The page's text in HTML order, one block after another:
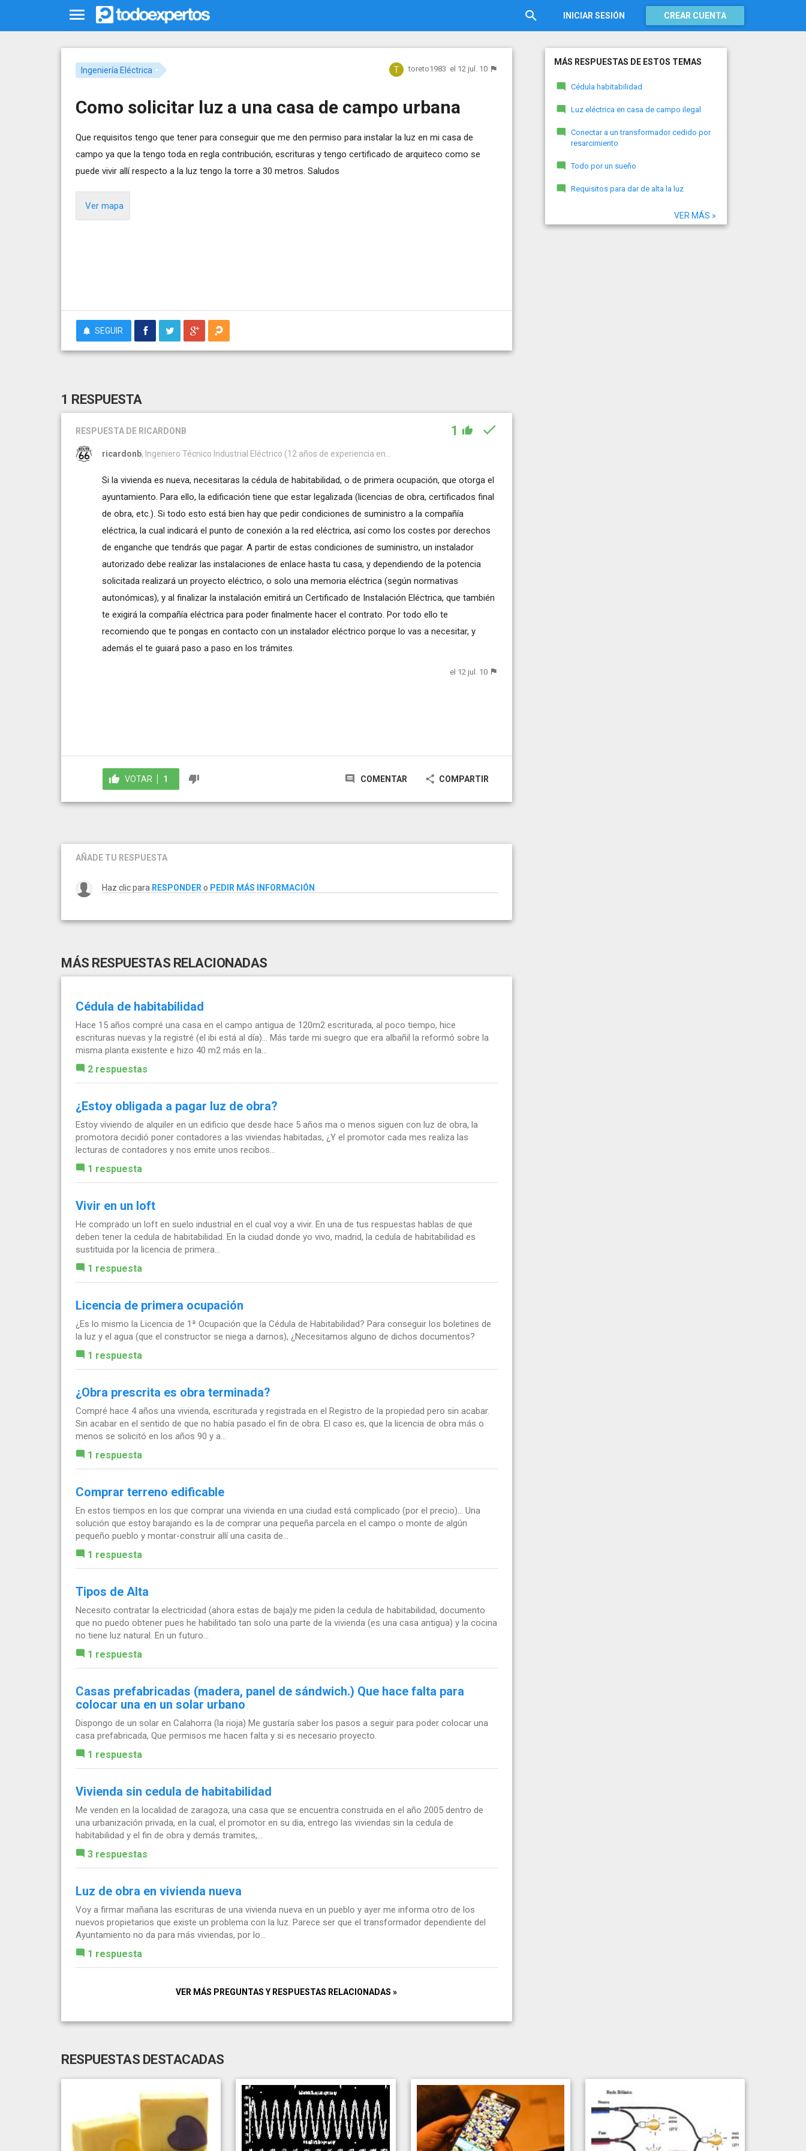
INICIAR SESIÓN CREAR CUENTA
Ingeniería Eléctrica toreto1983 el 12 jul. 10
Como solicitar luz a una casa de campo urbana
Que requisitos tengo que tener para conseguir que me den permiso para instalar la luz en mi casa de
campo ya que la tengo toda en regla contribución, escrituras y tengo certificado de arquiteco como se
puede vivir allí respecto a la luz tengo la torre a 30 metros. Saludos
Ver mapa
SEGUIR
1 RESPUESTA
RESPUESTA DE RICARDONB 1
ricardonb, Ingeniero Técnico Industrial Eléctrico (12 años de experiencia en...
Si la vivienda es nueva, necesitaras la cédula de habitabilidad, o de primera ocupación, que otorga el
ayuntamiento. Para ello, la edificación tiene que estar legalizada (licencias de obra, certificados final
de obra, etc.). Si todo esto está bien hay que pedir condiciones de suministro a la compañía
eléctrica, la cual indicará el punto de conexión a la red eléctrica, así como los costes por derechos
de enganche que tendrás que pagar. A partir de estas condiciones de suministro, un instalador
autorizado debe realizar las instalaciones de enlace hasta tu casa, y dependiendo de la potencia
solicitada realizará un proyecto eléctrico, o solo una memoria eléctrica (según normativas
autonómicas), y al finalizar la instalación emitirá un Certificado de Instalación Eléctrica, que también
te exigirá la compañía eléctrica para poder finalmente hacer el contrato. Por todo ello te
recomiendo que te pongas en contacto con un instalador eléctrico porque lo vas a necesitar, y
además el te guiará paso a paso en los trámites.
el 12 jul. 10
VOTAR 1 COMENTAR COMPARTIR
AÑADE TU RESPUESTA
Haz clic para RESPONDER o PEDIR MÁS INFORMACIÓN
MÁS RESPUESTAS RELACIONADAS
Cédula de habitabilidad
Hace 15 años compré una casa en el campo antigua de 120m2 escriturada, al poco tiempo, hice
escrituras nuevas y la registré (el ibi está al día)... Más tarde mi suegro que era albañil la reformó sobre la
misma planta existente e hizo 40 m2 más en la...
2 respuestas
¿Estoy obligada a pagar luz de obra?
Estoy viviendo de alquiler en un edificio que desde hace 5 años ma o menos siguen con luz de obra, la
promotora decidió poner contadores a las viviendas habitadas, ¿Y el promotor cada mes realiza las
lecturas de contadores y nos emite unos recibos...
1 respuesta
Vivir en un loft
He comprado un loft en suelo industrial en el cual voy a vivir. En una de tus respuestas hablas de que
deben tener la cedula de habitabilidad. En la ciudad donde yo vivo, madrid, la cedula de habitabilidad es
sustituida por la licencia de primera...
1 respuesta
Licencia de primera ocupación
¿Es lo mismo la Licencia de 1ª Ocupación que la Cédula de Habitabilidad? Para conseguir los boletines de
la luz y el agua (que el constructor se niega a darnos), ¿Necesitamos alguno de dichos documentos?
1 respuesta
¿Obra prescrita es obra terminada?
Compré hace 4 años una vivienda, escriturada y registrada en el Registro de la propiedad pero sin acabar.
Sin acabar en el sentido de que no había pasado el fin de obra. El caso es, que la licencia de obra más o
menos se solicitó en los años 90 y a...
1 respuesta
Comprar terreno edificable
En estos tiempos en los que comprar una vivienda en una ciudad está complicado (por el precio)... Una
solución que estoy barajando es la de comprar una pequeña parcela en el campo o monte de algún
pequeño pueblo y montar-construir allí una casita de...
1 respuesta
Tipos de Alta
Necesito contratar la electricidad (ahora estas de baja)y me piden la cedula de habitabilidad, documento
que no puedo obtener pues he habilitado tan solo una parte de la vivienda (es una casa antigua) y la cocina
no tiene luz natural. En un futuro...
1 respuesta
Casas prefabricadas (madera, panel de sándwich.) Que hace falta para
colocar una en un solar urbano
Dispongo de un solar en Calahorra (la rioja) Me gustaría saber los pasos a seguir para poder colocar una
casa prefabricada, Que permisos me hacen falta y si es necesario proyecto.
1 respuesta
Vivienda sin cedula de habitabilidad
Me venden en la localidad de zaragoza, una casa que se encuentra construida en el año 2005 dentro de
una urbanización privada, en la cual, el promotor en su dia, entrego las viviendas sin la cedula de
habitabilidad y el fin de obra y demás tramites,...
3 respuestas
Luz de obra en vivienda nueva
Voy a firmar mañana las escrituras de una vivienda nueva en un pueblo y ayer me informa otro de los
nuevos propietarios que existe un problema con la luz. Parece ser que el transformador dependiente del
Ayuntamiento no da para más viviendas, por lo...
1 respuesta
VER MÁS PREGUNTAS Y RESPUESTAS RELACIONADAS »
MÁS RESPUESTAS DE ESTOS TEMAS
Cédula habitabilidad
Luz eléctrica en casa de campo ilegal
Conectar a un transformador cedido por
resarcimiento
Todo por un sueño
Requisitos para dar de alta la luz
VER MÁS »
RESPUESTAS DESTACADAS